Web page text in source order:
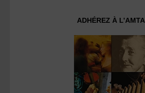
ADHÉREZ À L’AMTA